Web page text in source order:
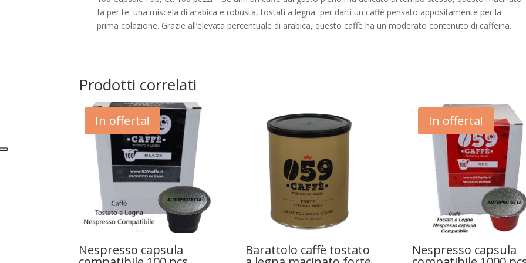
fa per te: una miscela di arabica e robusta, tostati a legna per darti un caffè pensato appositamente per la
prima colazione. Grazie all’elevata percentuale di arabica, questo caffè ha un moderato contenuto di caffeina.
Prodotti correlati
In offerta!
Nespresso capsula Barattolo caffè tostato
In offerta!
Nespresso capsula